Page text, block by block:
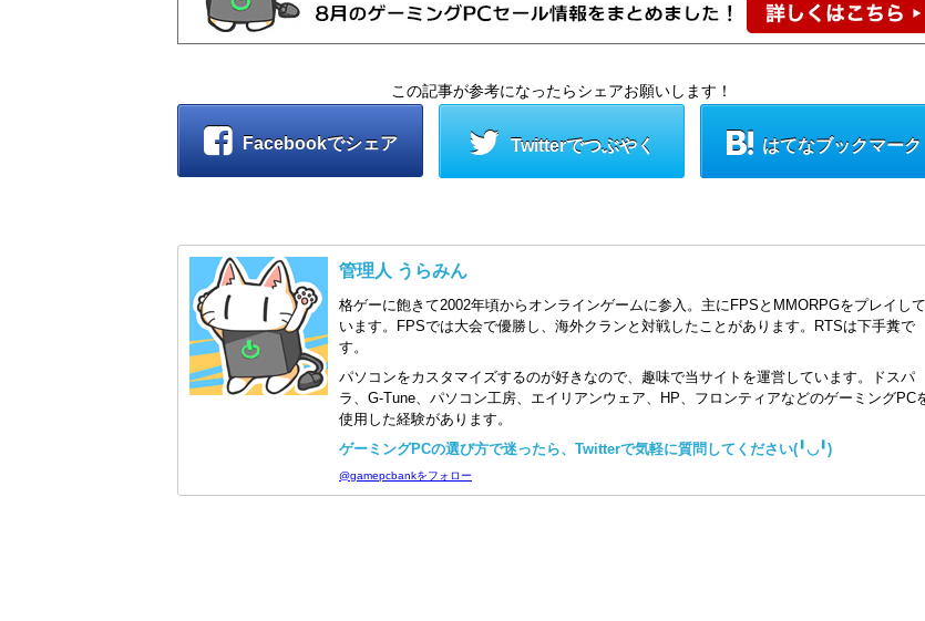
この記事が参考になったらシェアお願いします！
Facebookでシェア Twitterでつぶやく はてなブックマーク
管理人 うらみん
格ゲーに飽きて2002年頃からオンラインゲームに参入。主にFPSとMMORPGをプレイして
います。FPSでは大会で優勝し、海外クランと対戦したことがあります。RTSは下手糞で
す。
パソコンをカスタマイズするのが好きなので、趣味で当サイトを運営しています。ドスパ
ラ、G-Tune、パソコン工房、エイリアンウェア、HP、フロンティアなどのゲーミングPC
使用した経験があります。
ゲーミングPCの選び方で迷ったら、Twitterで気軽に質問してください(╹◡╹)
@gamepcbankをフォロー